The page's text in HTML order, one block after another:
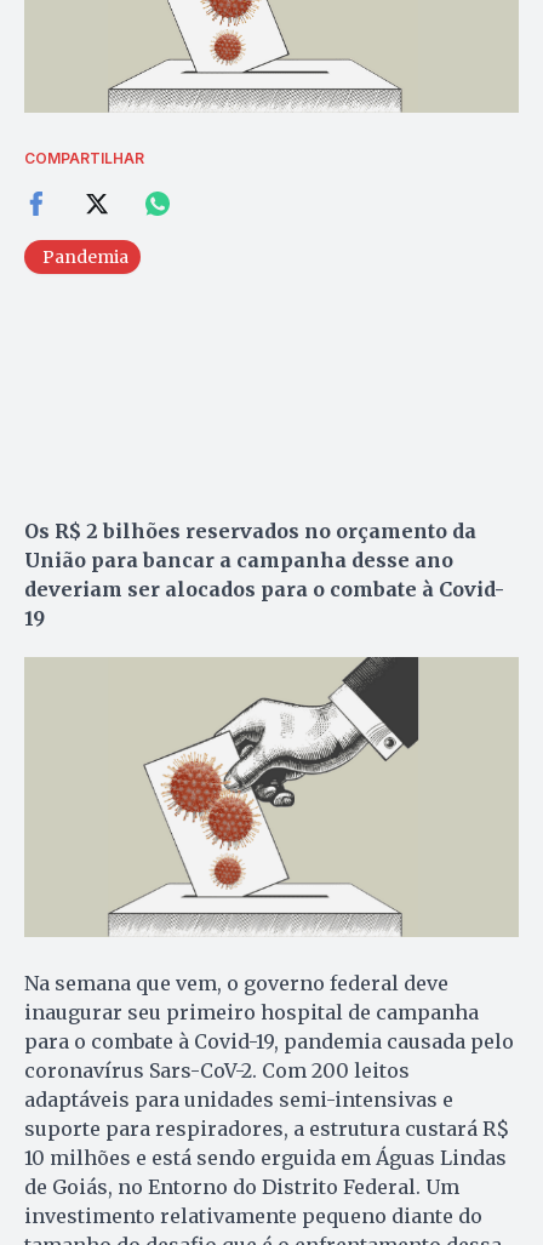
COMPARTILHAR
Pandemia
Os R$ 2 bilhões reservados no orçamento da
União para bancar a campanha desse ano
deveriam ser alocados para o combate à Covid-
19
Na semana que vem, o governo federal deve
inaugurar seu primeiro hospital de campanha
para o combate à Covid-19, pandemia causada pelo
coronavírus Sars-CoV-2. Com 200 leitos
adaptáveis para unidades semi-intensivas e
suporte para respiradores, a estrutura custará R$
10 milhões e está sendo erguida em Águas Lindas
de Goiás, no Entorno do Distrito Federal. Um
investimento relativamente pequeno diante do